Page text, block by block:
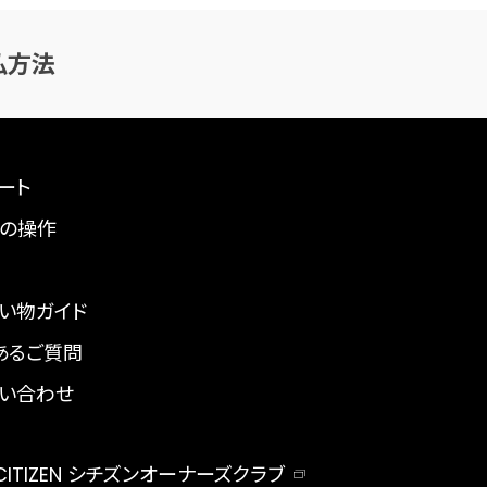
方法
ト
操作
物ガイド
るご質問
合わせ
シチズンオーナーズクラブ